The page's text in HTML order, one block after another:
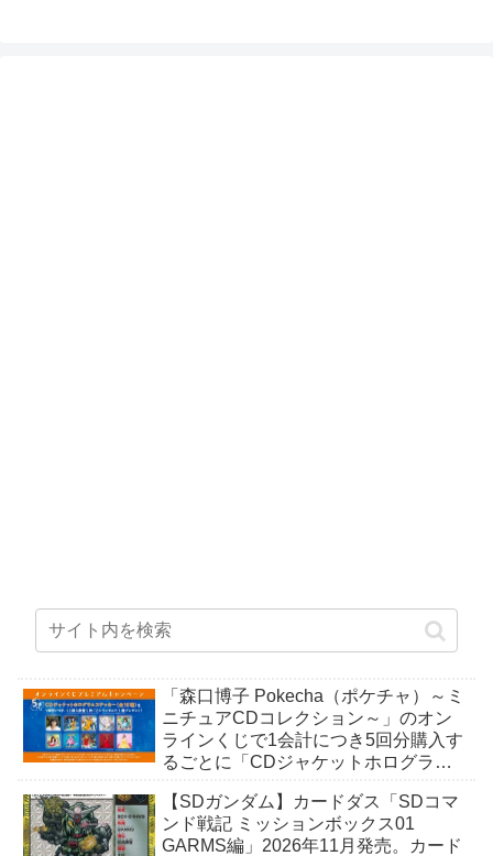
「森口博子 Pokecha（ポケチャ）～ミ
ニチュアCDコレクション～」のオン
ラインくじで1会計につき5回分購入す
るごとに「CDジャケットホログラム
月15日〜。
【SDガンダム】カードダス「SDコマ
ンド戦記 ミッションボックス01
GARMS編」2026年11月発売。カード